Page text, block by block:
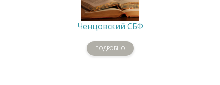
Ченцовский СБФ
ПОДРОБНО